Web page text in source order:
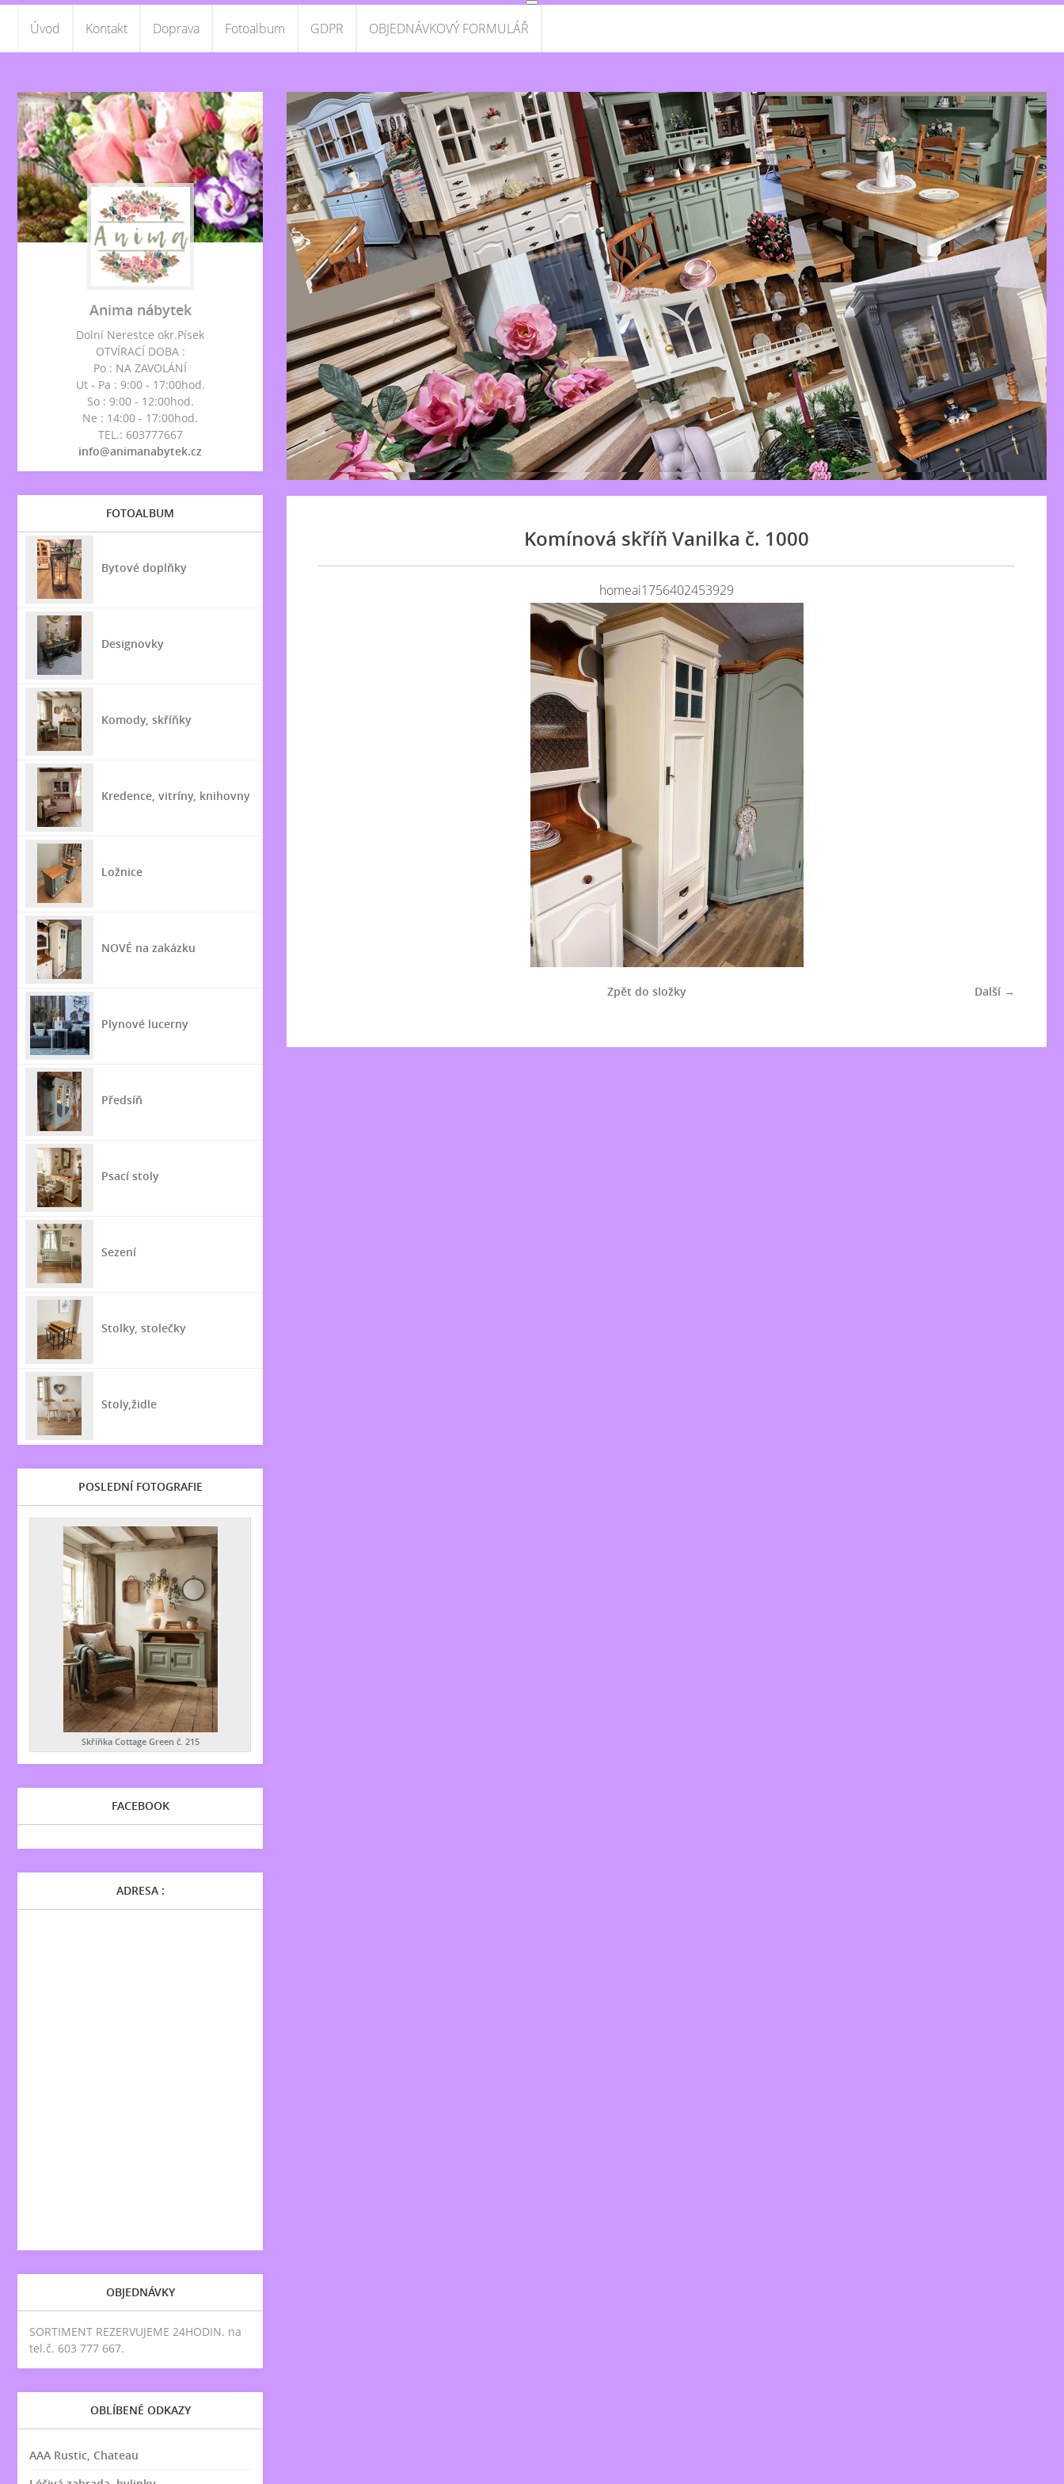
Úvod Kontakt Doprava Fotoalbum GDPR OBJEDNÁVKOVÝ FORMULÁŘ
Komínová skříň Vanilka č. 1000
homeai1756402453929
Další →
Zpět do složky
Anima nábytek
Dolní Nerestce okr.Písek
OTVÍRACÍ DOBA :
Po : NA ZAVOLÁNÍ
Ut - Pa : 9:00 - 17:00hod.
So : 9:00 - 12:00hod.
Ne : 14:00 - 17:00hod.
TEL.: 603777667
info@animanabytek.cz
FOTOALBUM
Bytové doplňky
Designovky
Komody, skříňky
Kredence, vitríny, knihovny
Ložnice
NOVÉ na zakázku
Plynové lucerny
Předsíň
Psací stoly
Sezení
Stolky, stolečky
Stoly,židle
POSLEDNÍ FOTOGRAFIE
Skříňka Cottage Green č. 215
FACEBOOK
ADRESA :
OBJEDNÁVKY
SORTIMENT REZERVUJEME 24HODIN. na
tel.č. 603 777 667.
OBLÍBENÉ ODKAZY
AAA Rustic, Chateau